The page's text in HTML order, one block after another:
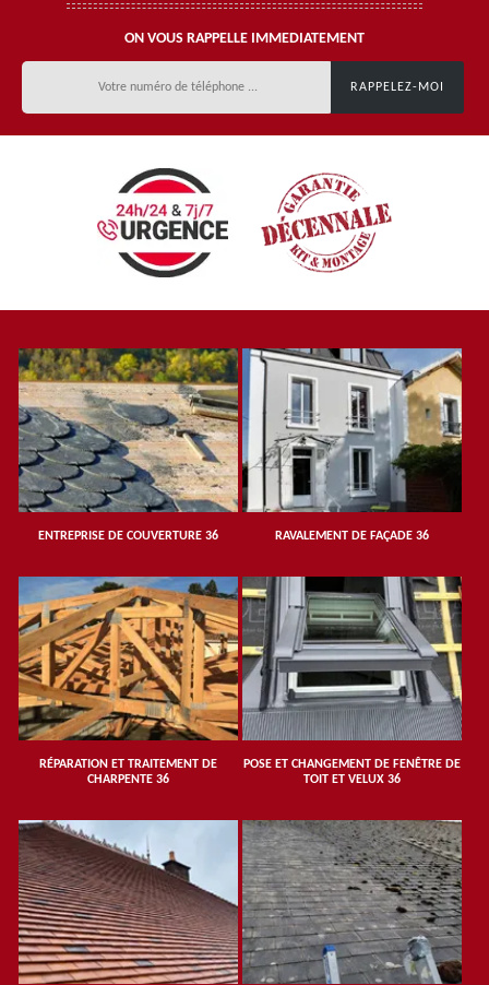
ON VOUS RAPPELLE IMMEDIATEMENT
ENTREPRISE DE COUVERTURE 36 RAVALEMENT DE FAÇADE 36
RÉPARATION ET TRAITEMENT DE
CHARPENTE 36
POSE ET CHANGEMENT DE FENÊTRE DE
TOIT ET VELUX 36